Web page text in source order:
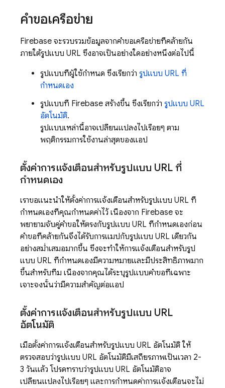
คำขอเครือข่าย
Firebase จะรวบรวมข้อมูลจากคำขอเครือข่ายที่คล้ายกัน
ภายใต้รูปแบบ URL ซึ่งอาจเป็นอย่างใดอย่างหนึ่งต่อไปนี้
รูปแบบที่ผู้ใช้กำหนด ซึ่งเรียกว่า รูปแบบ URL ที่
กำหนดเอง
รูปแบบที่ Firebase สร้างขึ้น ซึ่งเรียกว่า รูปแบบ URL
อัตโนมัติ.
รูปแบบเหล่านี้อาจเปลี่ยนแปลงไปเรื่อยๆ ตาม
พฤติกรรมการใช้งานล่าสุดของแอป
ตั้งค่าการแจ้งเตือนสำหรับรูปแบบ URL ที่
กำหนดเอง
เราขอแนะนำให้ตั้งค่าการแจ้งเตือนสำหรับรูปแบบ URL ที่
กำหนดเองที่คุณกำหนดค่าไว้ เนื่องจาก Firebase จะ
พยายามจับคู่คำขอให้ตรงกับรูปแบบ URL ที่กำหนดเองก่อน
คำขอที่คล้ายกันจึงได้รับการแมปกับรูปแบบ URL เดียวกัน
อย่างสม่ำเสมอมากขึ้น ซึ่งจะทำให้การแจ้งเตือนสำหรับรูป
แบบ URL ที่กำหนดเองมีความหมายและมีประสิทธิภาพมาก
ขึ้นสำหรับทีม เนื่องจากคุณได้ระบุรูปแบบคำขอที่เฉพาะ
เจาะจงนั้นว่ามีความสำคัญต่อแอป
ตั้งค่าการแจ้งเตือนสำหรับรูปแบบ URL
อัตโนมัติ
เมื่อตั้งค่าการแจ้งเตือนสำหรับรูปแบบ URL อัตโนมัติ ให้
ตรวจสอบว่ารูปแบบ URL อัตโนมัติมีเสถียรภาพเป็นเวลา 2-
3 วันแล้ว โปรดทราบว่ารูปแบบ URL อัตโนมัติอาจ
เปลี่ยนแปลงไปเรื่อยๆ และการกำหนดค่าการแจ้งเตือนจะไม่